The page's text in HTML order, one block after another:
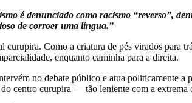
é denunciado como racismo “reverso”,
de corroer uma língua.”
Como a criatura de pés virados para
enquanto caminha para a direita.
no debate público e atua politicamente a
centro curupira — tão leniente com a